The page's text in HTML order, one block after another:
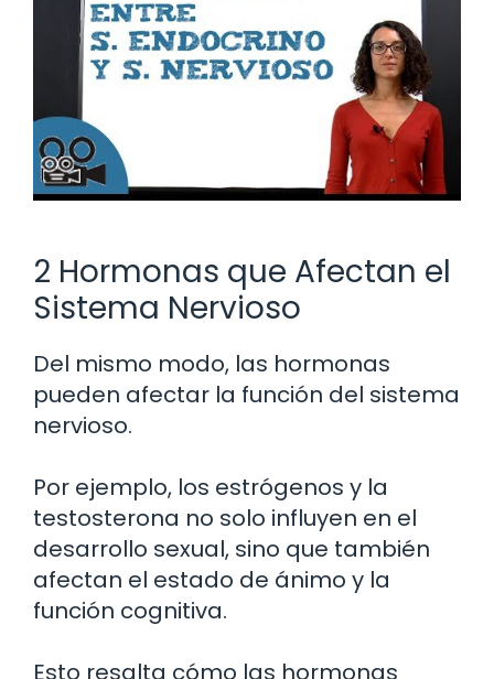
2 Hormonas que Afectan el
Sistema Nervioso
Del mismo modo, las hormonas
pueden afectar la función del sistema
nervioso.
Por ejemplo, los estrógenos y la
testosterona no solo influyen en el
desarrollo sexual, sino que también
afectan el estado de ánimo y la
función cognitiva.
Esto resalta cómo las hormonas